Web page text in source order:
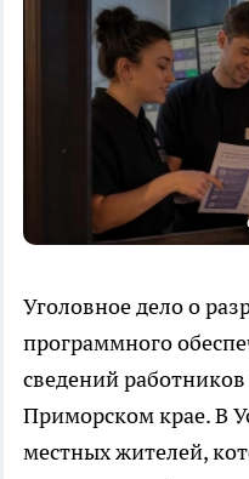
Уголовное дело о
программного
сведений
Приморском крае. В
местных жителей,